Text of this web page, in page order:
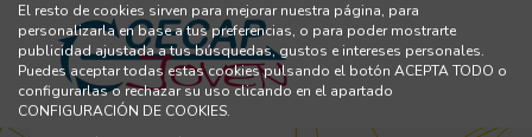
El resto de cookies sirven para mejorar nuestra página, para
personalizarla en base a tus preferencias, o para poder mostrarte
publicidad ajustada a tus búsquedas, gustos e intereses personales.
Puedes aceptar todas estas cookies pulsando el botón ACEPTA TODO o
configurarlas o rechazar su uso clicando en el apartado
CONFIGURACIÓN DE COOKIES.